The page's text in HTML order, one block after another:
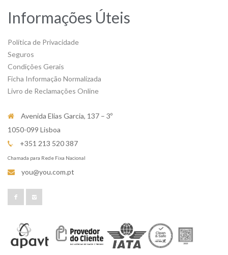
Informações Úteis
Política de Privacidade
Seguros
Condições Gerais
Ficha Informação Normalizada
Livro de Reclamações Online
Avenida Elias Garcia, 137 – 3º
1050-099 Lisboa
+351 213 520 387
Chamada para Rede Fixa Nacional
you@you.com.pt